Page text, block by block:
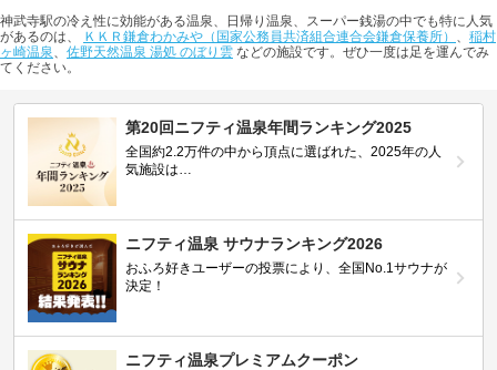
神武寺駅の冷え性に効能がある温泉、日帰り温泉、スーパー銭湯の中でも特に人気
があるのは、
ＫＫＲ鎌倉わかみや（国家公務員共済組合連合会鎌倉保養所）
稲村
ヶ崎温泉
佐野天然温泉 湯処 のぼり雲 などの施設です。ぜひ一度は足を運んでみ
てください。
第20回ニフティ温泉年間ランキング2025
全国約2.2万件の中から頂点に選ばれた、2025年の人
気施設は…
ニフティ温泉 サウナランキング2026
おふろ好きユーザーの投票により、全国No.1サウナが
決定！
ニフティ温泉プレミアムクーポン